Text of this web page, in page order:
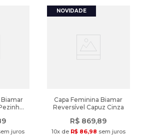
juros
Capa Feminina Biamar
Reversível Capuz Cinza
R$ 869,89
10x de R$ 86,98 sem juros